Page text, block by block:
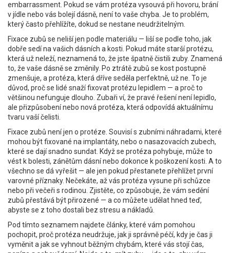
embarrassment. Pokud se vám protéza vysouvá při hovoru, brání
v jídle nebo vás bolejí dásně, není to vaše chyba. Je to problém,
který často přehlížíte, dokud se nestane neudržitelným.
Fixace zubů se neliší jen podle materiálu — liší se podle toho, jak
dobře sedí na vašich dásních a kosti. Pokud máte starší protézu,
která už neleží, neznamená to, že jste špatně čistili zuby. Znamená
to, že vaše dásně se změnily. Po ztrátě zubů se kost postupně
zmenšuje, a protéza, která dříve seděla perfektně, už ne. To je
důvod, proč se lidé snaží fixovat protézu lepidlem — a proč to
většinou nefunguje dlouho. Zubaři ví, že pravé řešení není lepidlo,
ale přizpůsobení nebo nová protéza, která odpovídá aktuálnímu
tvaru vaší čelisti.
Fixace zubů není jen o protéze. Souvisí s zubními náhradami, které
mohou být fixované na implantáty, nebo o nasazovacích zubech,
které se dají snadno sundat. Když se protéza pohybuje, může to
vést k bolesti, zánětům dásní nebo dokonce k poškození kosti. A to
všechno se dá vyřešit — ale jen pokud přestanete přehlížet první
varovné příznaky. Nečekáte, až vás protéza vysune při schůzce
nebo při večeři s rodinou. Zjistěte, co způsobuje, že vám sedění
zubů přestává být přirozené — a co můžete udělat hned teď,
abyste se z toho dostali bez stresu a nákladů.
Pod tímto seznamem najdete články, které vám pomohou
pochopit, proč protéza neudržuje, jak ji správně péčí, kdy je čas ji
vyměnit a jak se vyhnout běžným chybám, které vás stojí čas,